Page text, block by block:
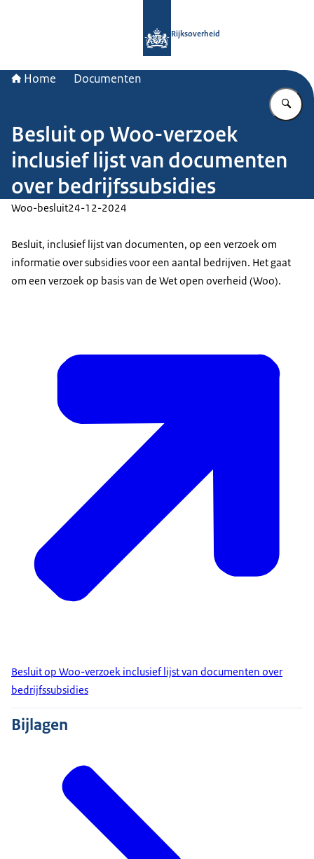
Rijksoverheid
Home Documenten
Besluit op Woo-verzoek
inclusief lijst van documenten
over bedrijfssubsidies
Woo-besluit24-12-2024
Besluit, inclusief lijst van documenten, op een verzoek om
informatie over subsidies voor een aantal bedrijven. Het gaat
om een verzoek op basis van de Wet open overheid (Woo).
Besluit op Woo-verzoek inclusief lijst van documenten over
bedrijfssubsidies
Bijlagen